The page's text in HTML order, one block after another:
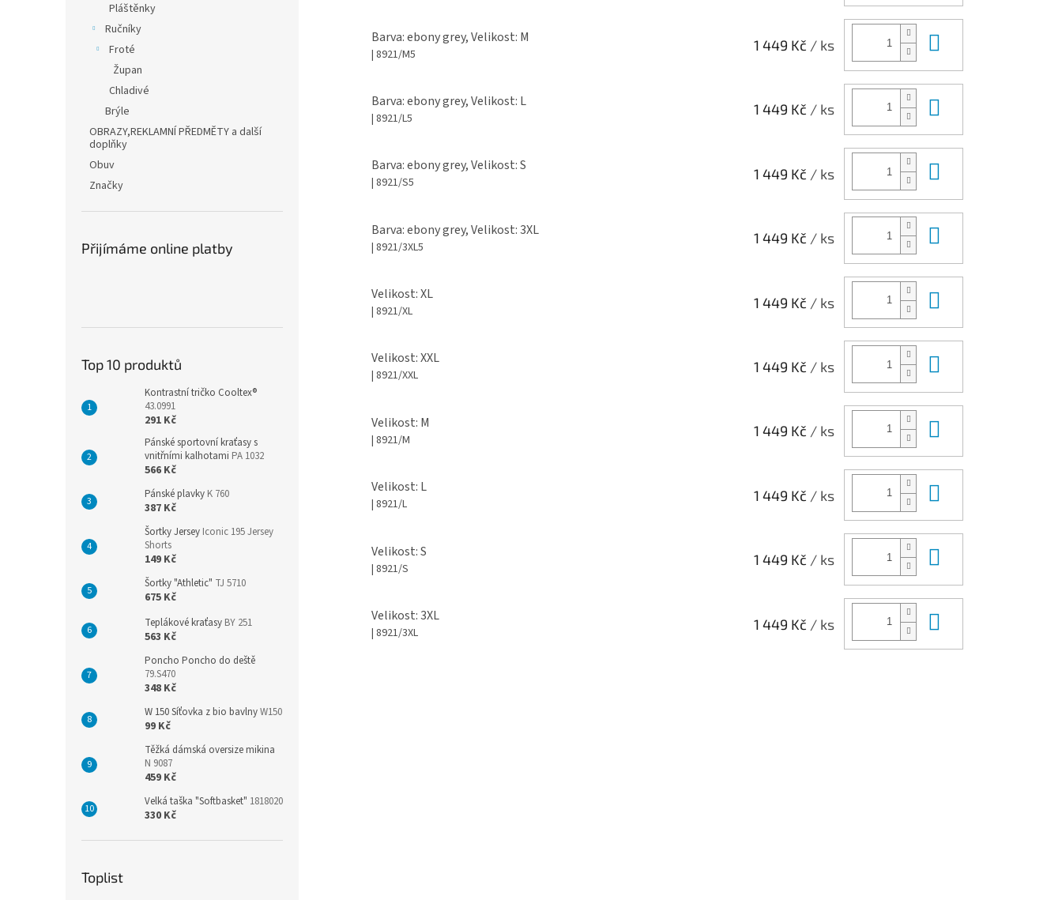
Pláštěnky
Ručníky
Froté
Župan
Chladivé
Brýle
OBRAZY,REKLAMNÍ PŘEDMĚTY a další
doplňky
Obuv
Značky
Přijímáme online platby
Top 10 produktů
Kontrastní tričko Cooltex®
43.0991
291 Kč
Pánské sportovní kraťasy s
vnitřními kalhotami PA 1032
566 Kč
Pánské plavky K 760
387 Kč
Šortky Jersey Iconic 195 Jersey
Shorts
149 Kč
Šortky "Athletic" TJ 5710
675 Kč
Teplákové kraťasy BY 251
563 Kč
Poncho Poncho do deště
79.S470
348 Kč
W 150 Síťovka z bio bavlnyW150
99 Kč
Těžká dámská oversize mikina
N 9087
459 Kč
Velká taška "Softbasket" 1818020
330 Kč
Toplist
Barva: ebony grey, Velikost: M
| 8921/M5
1 449 Kč / ks
Barva: ebony grey, Velikost: L
| 8921/L5
1 449 Kč / ks
Barva: ebony grey, Velikost: S
| 8921/S5
1 449 Kč / ks
Barva: ebony grey, Velikost: 3XL
| 8921/3XL5
1 449 Kč / ks
Velikost: XL
| 8921/XL
1 449 Kč / ks
Velikost: XXL
| 8921/XXL
1 449 Kč / ks
Velikost: M
| 8921/M
1 449 Kč / ks
Velikost: L
| 8921/L
1 449 Kč / ks
Velikost: S
| 8921/S
1 449 Kč / ks
Velikost: 3XL
| 8921/3XL
1 449 Kč / ks